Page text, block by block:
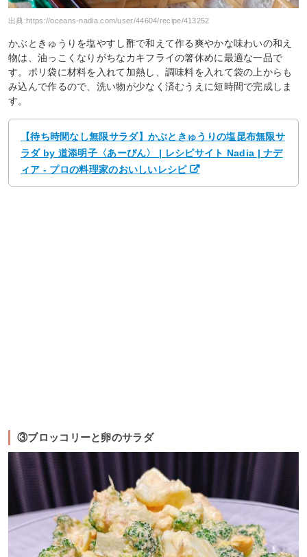
出典:https://oceans-nadia.com/user/44604/recipe/413252
かぶときゅうりを塩やすし酢で和えて作る爽やかな味わいの和え
物は、油っこくなりがちなカキフライの箸休めに最適な一品で
す。ポリ袋に材料を入れて加熱し、調味料を入れて袋の上からも
み込んで作るので、洗い物が少なく済むうえに短時間で完成しま
す。
【待ち時間なし無限サラダ】かぶときゅうりの塩昆布無限サ
ラダ by 道添明子〈あーぴん〉 | レシピサイト Nadia | ナデ
ィア - プロの料理家のおいしいレシピ
③ブロッコリーと卵のサラダ